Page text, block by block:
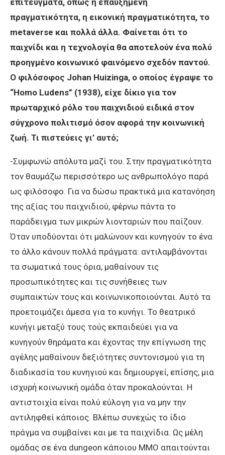
πραγματικότητα, η εικονική πραγματικότητα, το
metaverse και πολλά άλλα. Φαίνεται ότι το
παιχνίδι και η τεχνολογία θα αποτελούν ένα πολύ
προηγμένο κοινωνικό φαινόμενο σχεδόν παντού.
Ο φιλόσοφος Johan Huizinga, ο οποίος έγραψε το
“Homo Ludens” (1938), είχε δίκιο για τον
πρωταρχικό ρόλο του παιχνιδιού ειδικά στον
σύγχρονο πολιτισμό όσον αφορά την κοινωνική
ζωή. Τι πιστεύεις γι’ αυτό;
-Συμφωνώ απόλυτα μαζί του. Στην πραγματικότητα
τον θαυμάζω περισσότερο ως ανθρωπολόγο παρά
ως φιλόσοφο. Για να δώσω πρακτικά μια κατανόηση
της αξίας του παιχνιδιού, φέρνω πάντα το
παράδειγμα των μικρών λιονταριών που παίζουν.
Όταν υποδύονται ότι μαλώνουν και κυνηγούν το ένα
το άλλο κάνουν πολλά πράγματα: αντιλαμβάνονται
τα σωματικά τους όρια, μαθαίνουν τις
προσωπικότητες και τις συνήθειες των
συμπαικτών τους και κοινωνικοποιούνται. Αυτό τα
προετοιμάζει άμεσα για το κυνήγι. Το θεατρικό
κυνήγι μεταξύ τους τούς εκπαιδεύει για να
κυνηγούν θηράματα και έχοντας την επίγνωση της
αγέλης μαθαίνουν δεξιότητες συντονισμού για τη
διαδικασία του κυνηγιού και δημιουργεί, επίσης, μια
ισχυρή κοινωνική ομάδα όταν προκαλούνται. Η
αντιστοιχία είναι πολύ εύλογη για να μην την
αντιληφθεί κάποιος. Βλέπω συνεχώς το ίδιο
πράγμα να συμβαίνει και με τα παιχνίδια. Ως μέλη
ομάδας σε ένα dungeon κάποιου MMO απαιτούνται